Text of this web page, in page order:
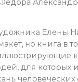
Елены
но книга в
для